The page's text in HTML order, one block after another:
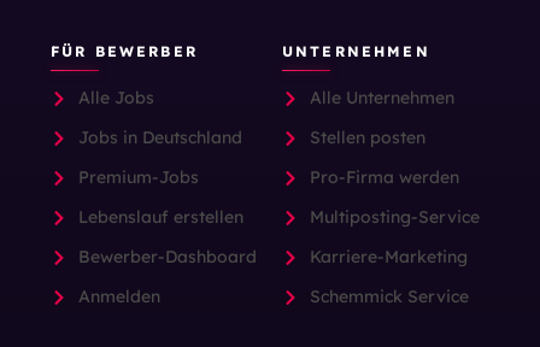
FÜR BEWERBER
Alle Jobs
Jobs in Deutschland
Premium-Jobs
Lebenslauf erstellen
Bewerber-Dashboard
Anmelden
UNTERNEHMEN
Alle Unternehmen
Stellen posten
Pro-Firma werden
Multiposting-Service
Karriere-Marketing
Schemmick Service